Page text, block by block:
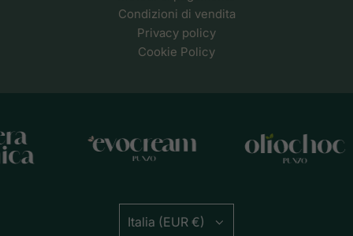
Condizioni di vendita
Privacy policy
Cookie Policy
Italia (EUR €)